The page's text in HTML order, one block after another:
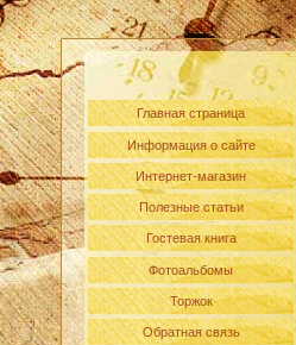
Главная страница
Информация о сайте
Интернет-магазин
Полезные статьи
Гостевая книга
Фотоальбомы
Торжок
Обратная связь